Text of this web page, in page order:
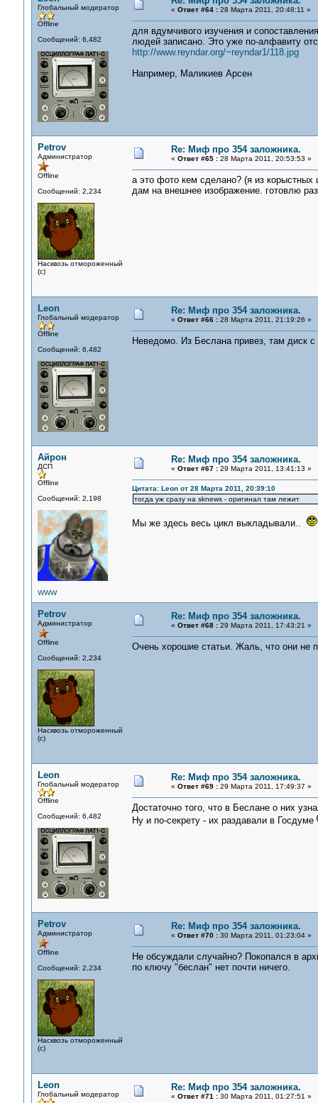
Глобальный модератор
Offline
Сообщений: 6,482
« Ответ #64 :28 Марта 2011, 20:48:11 »
для вдумчивого изучения и
людей записано. Это уже по-алфавиту
http://www.reyndar.org/~reyndar1/118.jpg
Например, Маликиев Арсен
Petrov
Администратор
Offline
Сообщений: 2,234
Насквозь отмороженный
(с)
Re: Миф про 354 заложника.
« Ответ #65 :28 Марта 2011, 20:53:53 »
а это фото кем сделано? (я из корыстных
дам на внешнее изображение. готовлю
Leon
Глобальный модератор
Offline
Сообщений: 6,482
Re: Миф про 354 заложника.
« Ответ #66 :28 Марта 2011, 21:19:26 »
Неведомо. Из Беслана привез, там диск
Айрон
ДСП
Offline
Сообщений: 2,198
WWW
Re: Миф про 354 заложника.
« Ответ #67 :29 Марта 2011, 13:41:13 »
Цитата: Leon от 28 Марта 2011, 20:39:10
тогда уж сразу на sknews - оригинал там лежит
Мы же здесь весь цикл выкладывали..
Petrov
Администратор
Offline
Сообщений: 2,234
Насквозь отмороженный
(с)
Re: Миф про 354 заложника.
« Ответ #68 :29 Марта 2011, 17:43:21 »
Очень хорошие статьи. Жаль, что они не
Leon
Глобальный модератор
Offline
Сообщений: 6,482
Re: Миф про 354 заложника.
« Ответ #69 :29 Марта 2011, 17:49:37 »
Достаточно того, что в Беслане о них
Ну и по-секрету - их раздавали в Госдуме
Petrov
Администратор
Offline
Сообщений: 2,234
Насквозь отмороженный
(с)
Re: Миф про 354 заложника.
« Ответ #70 :30 Марта 2011, 01:23:04 »
Не обсуждали случайно? Покопался в
по ключу "беслан" нет почти ничего.
Leon
Глобальный модератор
Re: Миф про 354 заложника.
« Ответ #71 :30 Марта 2011, 01:27:51 »